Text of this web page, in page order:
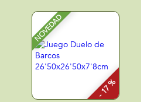
NOVEDAD
- 17 %